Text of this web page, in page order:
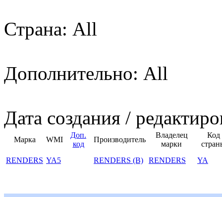
Страна: All
Дополнительно: All
Дата создания /
Марка WMI
Доп.
код
Производитель
Владелец
марки
Код
RENDERS YA5 RENDERS (B) RENDERS YA